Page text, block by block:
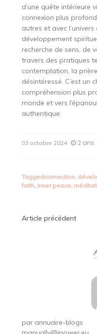
d’une quête intérieure
connexion plus
autres et avec
développement
recherche de sens, de
travers des pratiques
contemplation, la
désintéressé. C’est un
compréhension plus
monde et vers
authentique.
03 octobre 2024 2 ans
Taggedconnection,
faith, inner peace,
Navigation
Article précédent
par annuaire-blogs